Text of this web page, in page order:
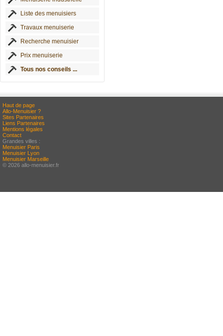
Liste des menuisiers
Travaux menuiserie
Recherche menuisier
Prix menuiserie
Tous nos conseils ...
Haut de page
Allo-Menuisier ?
Sites Partenaires
Liens Partenaires
Mentions légales
Contact
Grandes villes :
Menuisier Paris
Menuisier Lyon
Menuisier Marseille
© 2026 allo-menuisier.fr